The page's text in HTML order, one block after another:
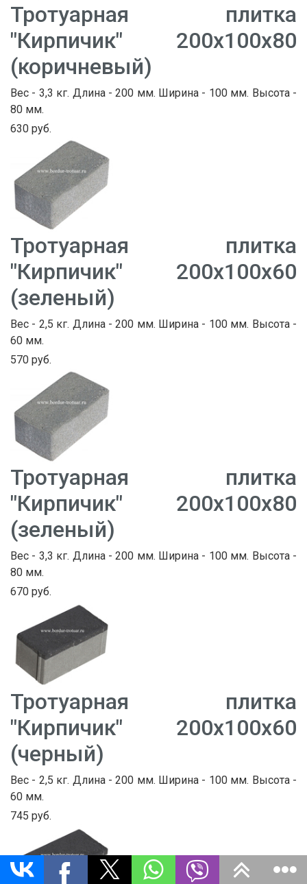
Тротуарная плитка
"Кирпичик" 200х100х80
(коричневый)
Вес - 3,3 кг. Длина - 200 мм. Ширина - 100 мм. Высота -
80 мм.
630 руб.
Тротуарная плитка
"Кирпичик" 200х100х60
(зеленый)
Вес - 2,5 кг. Длина - 200 мм. Ширина - 100 мм. Высота -
60 мм.
570 руб.
Тротуарная плитка
"Кирпичик" 200х100х80
(зеленый)
Вес - 3,3 кг. Длина - 200 мм. Ширина - 100 мм. Высота -
80 мм.
670 руб.
Тротуарная плитка
"Кирпичик" 200х100х60
(черный)
Вес - 2,5 кг. Длина - 200 мм. Ширина - 100 мм. Высота -
60 мм.
745 руб.